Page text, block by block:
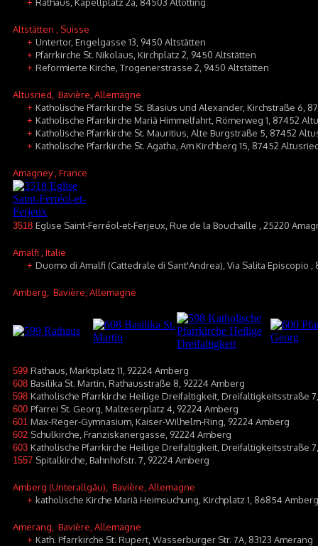
+
Altstätten , Suisse
+ Untertor, Engelgasse 13, 9450 Altstätten
+ Pfarrkirche St. Nikolaus, Kirchplatz 2, 9450 Altstätten
+ Reformierte Kirche, Trogenerstrasse 2, 9450 Altstätten
Altusried , Bavière, Allemagne
+ Katholische Pfarrkirche St. Blasius und Alexander, Kirchstraße 6,
+ Katholische Pfarrkirche Mariä Himmelfahrt, Römerweg 1, 87452
+ Katholische Pfarrkirche St. Mauritius, Alte Burgstraße 5, 87452
+ Katholische Pfarrkirche St. Agatha, Am Kirchberg 15, 87452
Amagney, France
3518 Eglise Saint-Ferréol-et-Ferjeux, Rue de la Bouchaille , 25220
Amalfi , Italie
+ Duomo di Amalfi (Cattedrale di Sant'Andrea), Via Salita Episcopio ,
Amberg , Bavière, Allemagne
599 Rathaus, Marktplatz 11, 92224 Amberg
608 Basilika St. Martin, Rathausstraße 8, 92224 Amberg
598 Katholische Pfarrkirche Heilige Dreifaltigkeit, Dreifaltigkeitsstraße
600 Pfarrei St. Georg, Malteserplatz 4, 92224 Amberg
601 Max-Reger-Gymnasium, Kaiser-Wilhelm-Ring, 92224 Amberg
602 Schulkirche, Franziskanergasse, 92224 Amberg
603 Katholische Pfarrkirche Heilige Dreifaltigkeit, Dreifaltigkeitsstraße
1557 Spitalkirche, Bahnhofstr. 7, 92224 Amberg
Amberg (Unterallgäu) , Bavière, Allemagne
+ katholische Kirche Mariä Heimsuchung, Kirchplatz 1, 86854 Amberg
Amerang , Bavière, Allemagne
+ Kath. Pfarrkirche St. Rupert, Wasserburger Str. 7A, 83123 Amerang